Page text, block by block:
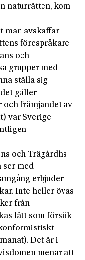
naturrätten, kom
man avskaffar
förespråkare
och
grupper med
ställa sig
gäller
och främjandet av
var Sverige
och Trägårdhs
ser med
erbjuder
Inte heller övas
från
lätt som försök
Det är i
menar att